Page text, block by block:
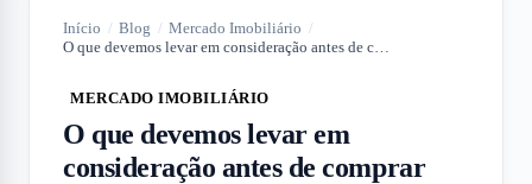
Início / Blog / Mercado Imobiliário /
O que devemos levar em consideração antes de comprar um apartamento?
MERCADO IMOBILIÁRIO
O que devemos levar em
consideração antes de comprar